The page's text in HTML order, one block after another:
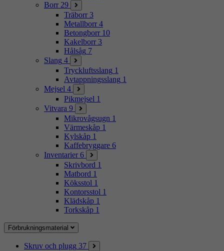
Borr 29
Träborr 3
Metallborr 4
Betongborr 10
Kakelborr 3
Hålsåg 7
Slang 4
Tryckluftsslang 1
Avtappningsslang 1
Mejsel 4
Pikmejsel 1
Vitvara 9
Mikrovågsugn 1
Värmeskåp 1
Kylskåp 1
Kaffebryggare 6
Inventarier 6
Skrivbord 1
Matbord 1
Köksstol 1
Kontorsstol 1
Klädskåp 1
Torkskåp 1
Förbrukningsmaterial
Skruv och plugg 37